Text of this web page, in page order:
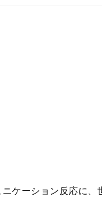
ケーション反応に、